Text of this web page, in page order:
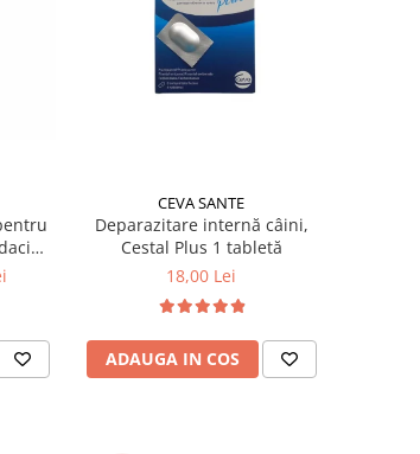
CEVA SANTE
Deparazitare internă câini,
Cestal Plus 1 tabletă
18,00 Lei
ADAUGA IN COS